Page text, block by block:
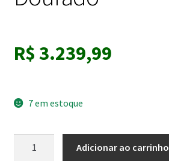
R$ 3.239,99
7 em estoque
Adicionar ao carrinho